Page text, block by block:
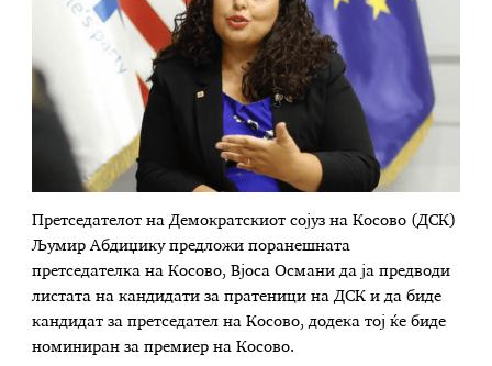
Претседателот на Демократскиот сојуз на Косово (ДСК)
Љумир Абдиџику предложи поранешната
претседателка на Косово, Вјоса Османи да ја предводи
листата на кандидати за пратеници на ДСК и да биде
кандидат за претседател на Косово, додека тој ќе биде
номиниран за премиер на Косово.